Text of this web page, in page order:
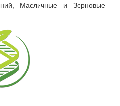
Масличные и Зерновые